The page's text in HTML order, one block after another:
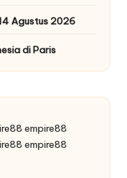
Agustus 2026
di Paris
empire88
empire88